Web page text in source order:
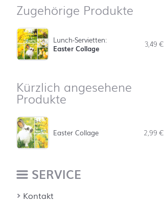
Zugehörige Produkte
Lunch-Servietten:
Easter Collage
3,49€
Kürzlich angesehene
Produkte
Easter Collage 2,99€
SERVICE
Kontakt